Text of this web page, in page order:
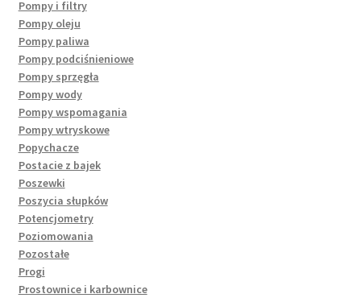
Pompy i filtry
Pompy oleju
Pompy paliwa
Pompy podciśnieniowe
Pompy sprzęgła
Pompy wody
Pompy wspomagania
Pompy wtryskowe
Popychacze
Postacie z bajek
Poszewki
Poszycia słupków
Potencjometry
Poziomowania
Pozostałe
Progi
Prostownice i karbownice